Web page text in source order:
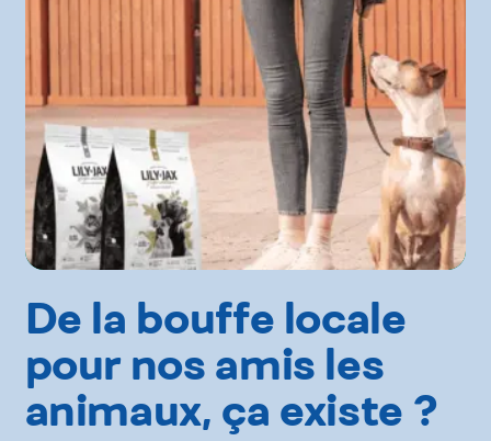
De la bouffe locale
pour nos amis les
animaux, ça existe ?